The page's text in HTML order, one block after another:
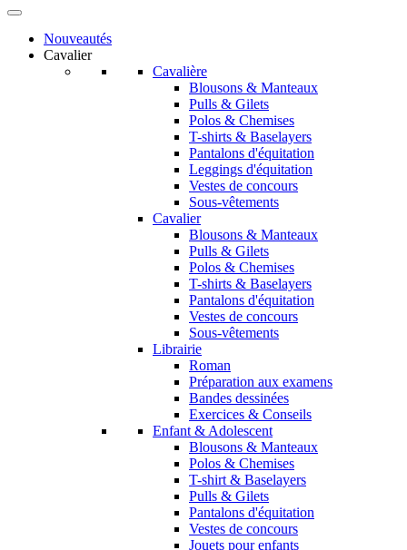
Nouveautés
Cavalier
Cavalière
Blousons & Manteaux
Pulls & Gilets
Polos & Chemises
T-shirts & Baselayers
Pantalons d'équitation
Leggings d'équitation
Vestes de concours
Sous-vêtements
Cavalier
Blousons & Manteaux
Pulls & Gilets
Polos & Chemises
T-shirts & Baselayers
Pantalons d'équitation
Vestes de concours
Sous-vêtements
Librairie
Roman
Préparation aux examens
Bandes dessinées
Exercices & Conseils
Enfant & Adolescent
Blousons & Manteaux
Polos & Chemises
T-shirt & Baselayers
Pulls & Gilets
Pantalons d'équitation
Vestes de concours
Jouets pour enfants